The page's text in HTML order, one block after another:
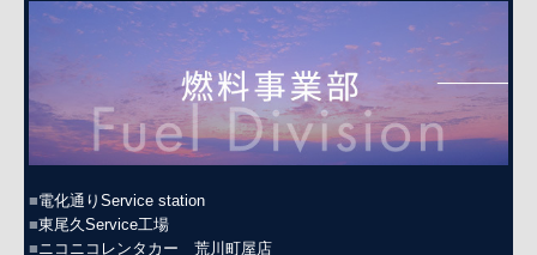
■電化通りService station
■東尾久Service工場
■ニコニコレンタカー 荒川町屋店